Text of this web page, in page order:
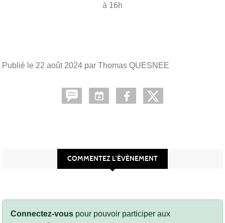
à 16h
Publié le 22 août 2024 par Thomas QUESNEE
COMMENTEZ L’ÉVÈNEMENT
Connectez-vous pour pouvoir participer aux